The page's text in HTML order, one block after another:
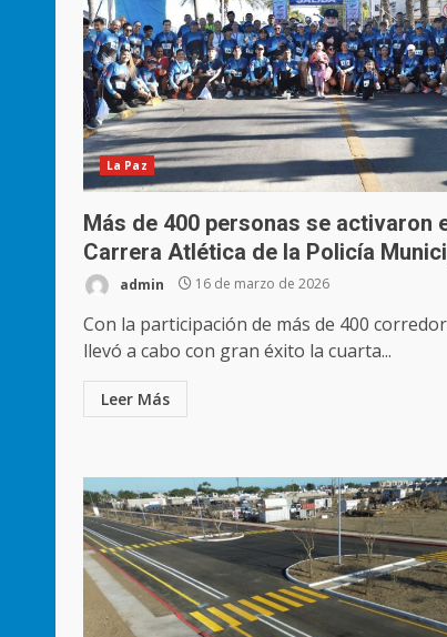
La Paz
Más de 400 personas se activaron
Carrera Atlética de la Policía
admin 16 de marzo de 2026
Con la participación de más de 400
llevó a cabo con gran éxito la cuarta...
Leer Más